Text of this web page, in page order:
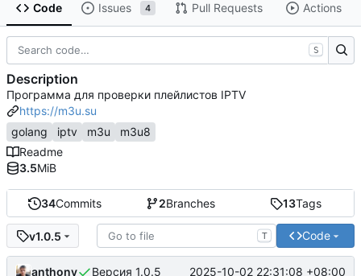
Code Issues 4 Pull Requests Actions
34Commits 2Branches 13Tags
v1.0.5 T Code
anthony Версия 1.0.5 2025-10-02 22:31:08 +08:00
S
Description
Программа для проверки плейлистов IPTV
https://m3u.su
golang
iptv m3u
m3u8
Readme
3.5MiB